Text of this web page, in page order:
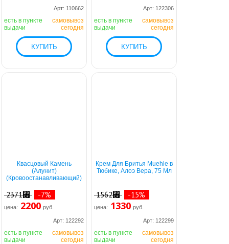
Арт: 110662
есть в пункте
выдачи
самовывоз
сегодня
Арт: 122306
есть в пункте
выдачи
самовывоз
сегодня
Квасцовый Камень
(Алунит)
(Кровоостанавливающий)
2371⃏ -7%
цена: 2200 руб.
Арт: 122292
есть в пункте
выдачи
самовывоз
сегодня
Крем Для Бритья Muehle в
Тюбике, Алоэ Вера, 75 Мл
1562⃏ -15%
цена: 1330 руб.
Арт: 122299
есть в пункте
выдачи
самовывоз
сегодня